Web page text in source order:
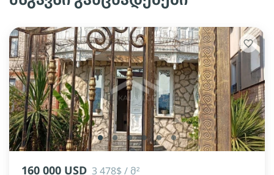
lens lens lens lens lens lens
160 000 USD 3 478$ / მ²